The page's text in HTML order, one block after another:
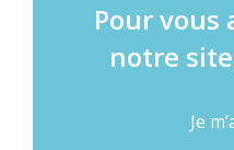
Pour vous
notre
Je